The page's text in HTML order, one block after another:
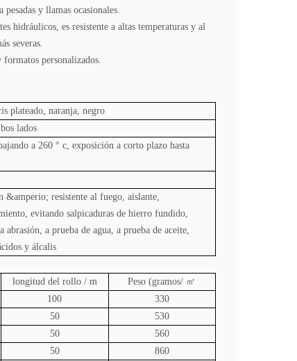
y llamas ocasionales.
hidráulicos, es resistente a altas temperaturas y al
severas.
personalizados.
plateado, naranja, negro
lados
a 260 ° c, exposición a corto plazo hasta
&amperio; resistente al fuego, aislante,
evitando salpicaduras de hierro fundido,
abrasión, a prueba de agua, a prueba de aceite,
y álcalis
longitud del rollo / m Peso (gramos/ ㎡
100
330
50
530
50
560
50
860